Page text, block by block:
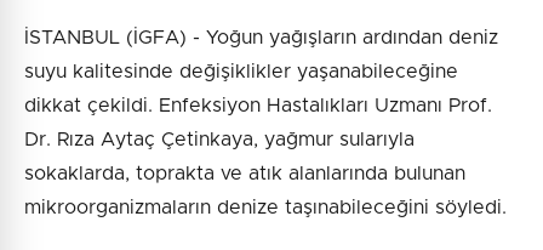
İSTANBUL (İGFA) - Yoğun yağışların ardından deniz
suyu kalitesinde değişiklikler yaşanabileceğine
dikkat çekildi. Enfeksiyon Hastalıkları Uzmanı Prof.
Dr. Rıza Aytaç Çetinkaya, yağmur sularıyla
sokaklarda, toprakta ve atık alanlarında bulunan
mikroorganizmaların denize taşınabileceğini söyledi.